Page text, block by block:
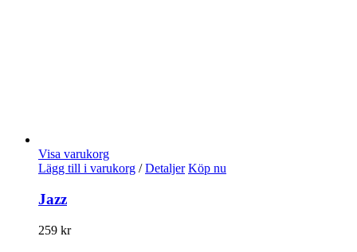
Visa varukorg
Lägg till i varukorg / Detaljer Köp nu
Jazz
259 kr